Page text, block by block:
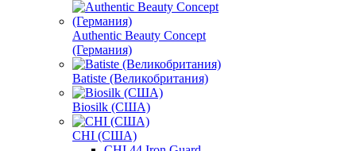
Authentic Beauty Concept
(Германия)
Batiste (Великобритания)
Biosilk (США)
CHI (США)